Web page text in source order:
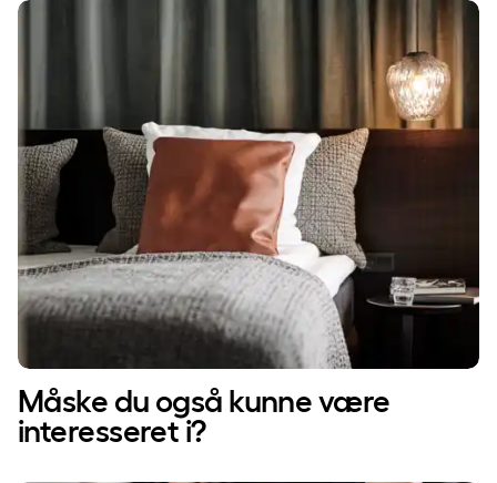
Måske du også kunne være
interesseret i?